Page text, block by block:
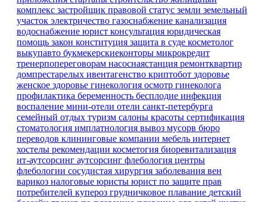
комплекс застройщик правовой статус земли земельный
участок электричество газоснабжение канализация
водоснабжение юрист консультация юридическая
помощь закон конституция защита в суде косметолог
выкупавто букмекерскиеконторы микрокредит
тренерпопереговорам насоснаястанция ремонтквартир
домпрестарелых ивентагенство криптобот здоровье
женское здоровье гинекология осмотр гинеколога
профилактика беременность бесплодие инфекция
воспаление мини-отели отели санкт-петербурга
семейный отдых туризм салоны красоты сертификация
стоматология имплатнология вывоз мусорв бюро
переводов клининговые компании мебель интернет
хостелы рекомендации косметогия биоревитализация
ит-аутсорсинг аутсорсинг флебология центры
флебологии сосудистая хирургия заболевания вен
варикоз налоговые юристы юрист по защите прав
потребителей купероз грудничковое плавание детский